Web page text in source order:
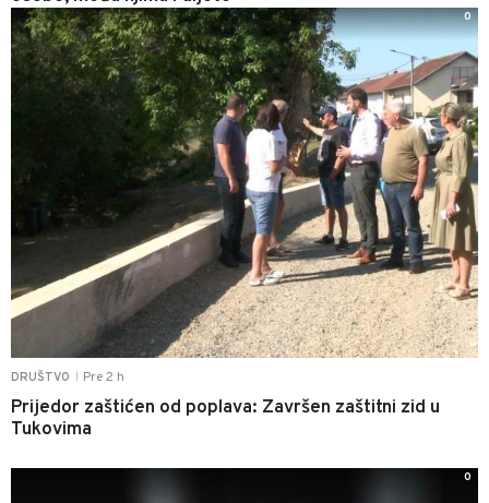
DRUŠTVO Pre 2 h
Prijedor zaštićen od poplava: Završen zaštitni zid u
Tukovima
0
0